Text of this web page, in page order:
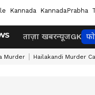
Kannada KannadaPrabha
ताज़ा खबरन्यूजGK
Murder Hailakandi Murder